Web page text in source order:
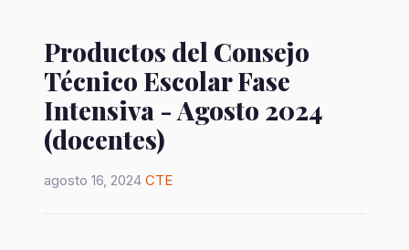
Productos del Consejo
Técnico Escolar Fase
Intensiva - Agosto 2024
(docentes)
agosto 16, 2024 CTE